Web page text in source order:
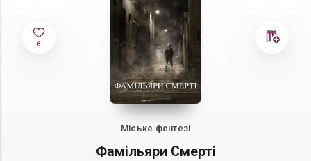
6
Міське фентезі
Фамільяри Смерті